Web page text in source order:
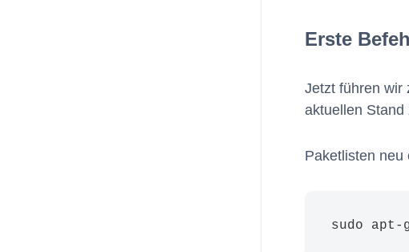
Erste
Jetzt führen wir
aktuellen Stand
Paketlisten neu
sudo apt-